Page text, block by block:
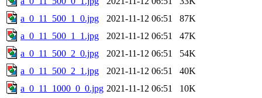
a_0_11_500_1_0.jpg
2021-11-12 06:51
87K
a_0_11_500_1_1.jpg
2021-11-12 06:51
47K
a_0_11_500_2_0.jpg
2021-11-12 06:51
54K
a_0_11_500_2_1.jpg
2021-11-12 06:51
40K
a_0_11_1000_0_0.jpg 2021-11-12 06:51
10K